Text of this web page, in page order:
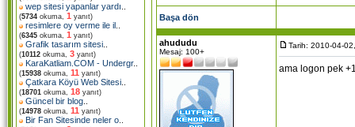
wep sitesi yapanlar yardı
(5734 okuma, 1 yanıt)
resimlere oy verme ile il
(6345 okuma, 1 yanıt)
Grafik tasarım sitesi
(10112 okuma, 3 yanıt)
KaraKatliam.COM - Undergr..
(15938 okuma, 11 yanıt)
Çatkara Köyü Web Sitesi
(18701 okuma, 18 yanıt)
Güncel bir blog
(14978 okuma, 11 yanıt)
Bir Fan Sitesinde neler o
Başa dön
ahududu
Mesaj: 100+
Tarih: 2010-04-
ama logon pek